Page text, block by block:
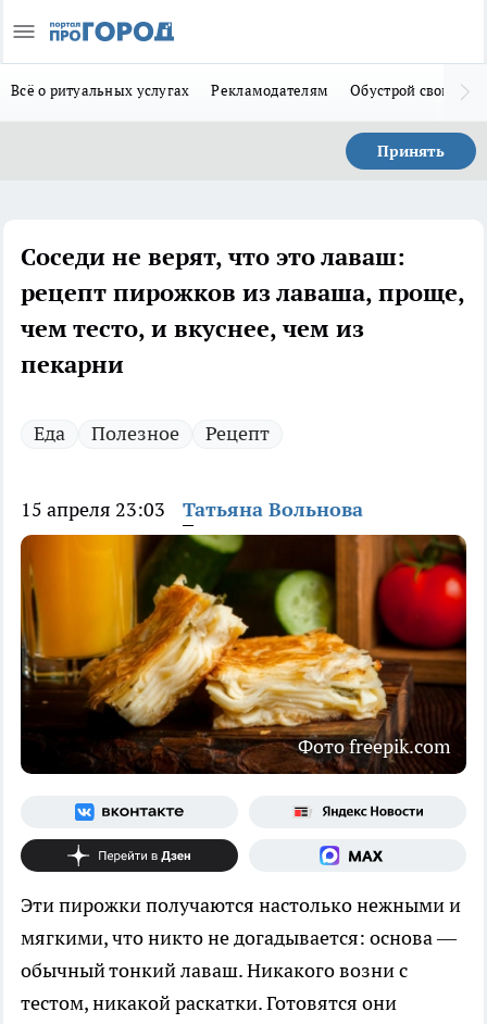
Всё о ритуальных услугах Рекламодателям Обустрой свой дом
Принять
Соседи не верят, что это лаваш:
рецепт пирожков из лаваша, проще,
чем тесто, и вкуснее, чем из
пекарни
Еда Полезное Рецепт
15 апреля 23:03 Татьяна Вольнова
Фото freepik.com
Эти пирожки получаются настолько нежными и
мягкими, что никто не догадывается: основа —
обычный тонкий лаваш. Никакого возни с
тестом, никакой раскатки. Готовятся они